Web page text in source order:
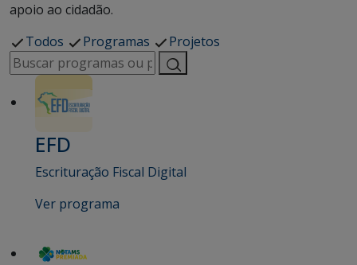
apoio ao cidadão.
Todos
Programas Projetos
EFD
Escrituração Fiscal Digital
Ver programa